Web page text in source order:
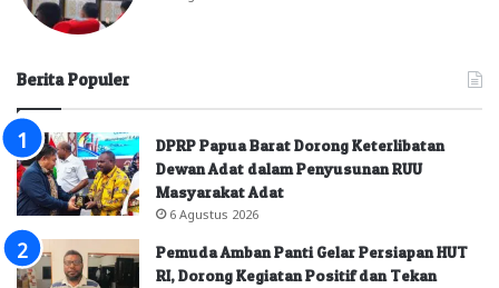
Berita Populer
DPRP Papua Barat Dorong Keterlibatan
Dewan Adat dalam Penyusunan RUU
Masyarakat Adat
6 Agustus 2026
Pemuda Amban Panti Gelar Persiapan HUT
RI, Dorong Kegiatan Positif dan Tekan